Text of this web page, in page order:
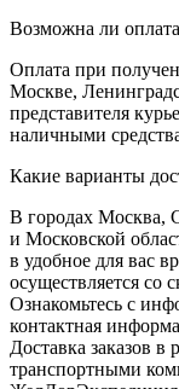
Возможна ли
Оплата при
Москве,
представителя
наличными
Какие варианты
В городах Москва,
и Московской
в удобное для вас
осуществляется со
Ознакомьтесь с
контактная
Доставка заказов в
транспортными